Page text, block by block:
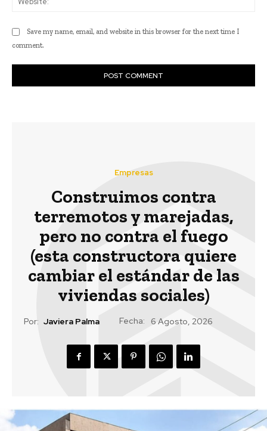
Save my name, email, and website in this browser for the next time I
comment.